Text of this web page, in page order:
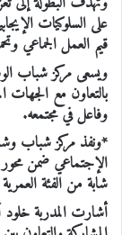
على السلوكيات
قيم العمل الجماعي
ويسعى مركز شباب
بالتعاون مع الجهات
وفاعل في مجتمعه.
*ونفذ مركز شباب
شابة من الفئة العمرية 12–14 عاماً.
أشارت المدربة خلود